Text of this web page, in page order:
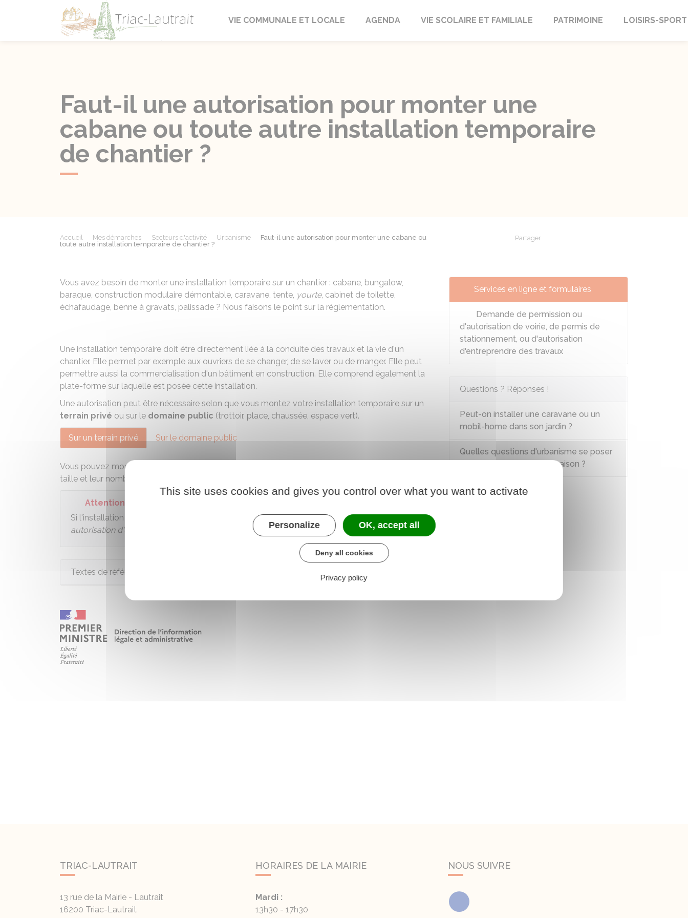
Triac-Lautrait
VIE COMMUNALE ET LOCALE AGENDA VIE SCOLAIRE ET FAMILIALE PATRIMOINE LOISIRS-SPORT
Faut-il une autorisation pour monter une
cabane ou toute autre installation temporaire
de chantier ?
Accueil Mes démarches Secteurs d'activité Urbanisme
Faut-il une autorisation pour monter une cabane ou
toute autre installation temporaire de chantier ?
Partager
Vous avez besoin de monter une installation temporaire sur un chantier : cabane, bungalow,
baraque, construction modulaire démontable, caravane, tente, yourte, cabinet de toilette,
échafaudage, benne à gravats, palissade ? Nous faisons le point sur la réglementation.
Une installation temporaire doit être directement liée à la conduite des travaux et la vie d'un
chantier. Elle permet par exemple aux ouvriers de se changer, de se laver ou de manger. Elle peut
permettre aussi la commercialisation d'un bâtiment en construction. Elle comprend également la
plate-forme sur laquelle est posée cette installation.
Une autorisation peut être nécessaire selon que vous montez votre installation temporaire sur un
terrain privé ou sur le domaine public (trottoir, place, chaussée, espace vert).
Sur un terrain privé Sur le domaine public
Vous pouvez monter des installations temporaires de chantier sur votre terrain, quel que soit leur
taille et leur nombre, pendant toute la durée du chantier sans effectuer
Attention
Si l'installation temporaire de chantier sert d'hébergement, elle est alors soumise à
autorisation d'urbanisme
sauf dans le cas d'une tente ou d'une yourte.
Textes de référence
Services en ligne et formulaires
Demande de permission ou
d'autorisation de voirie, de permis de
stationnement, ou d'autorisation
d'entreprendre des travaux
Questions ? Réponses !
Peut-on installer une caravane ou un
mobil-home dans son jardin ?
Quelles questions d'urbanisme se poser
avant de construire une maison ?
TRIAC-LAUTRAIT
13 rue de la Mairie - Lautrait
16200 Triac-Lautrait
HORAIRES DE LA MAIRIE
Mardi :
13h30 - 17h30
NOUS SUIVRE
Facebook
This site uses cookies and gives you control over what you want to activate
Personalize OK, accept all
Deny all cookies
Privacy policy